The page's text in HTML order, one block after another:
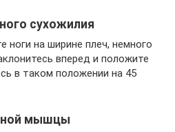
сухожилия
ноги на ширине плеч, немного
вперед и положите
в таком положении на 45
мышцы